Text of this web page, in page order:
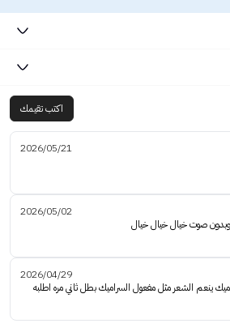
اكتب تقيمك
2026/05/21
2026/05/02
صوت خيال خيال خيال
2026/04/29
ينعم الشعر مثل مفعول السراميك بطل ثاني مره اطلبه